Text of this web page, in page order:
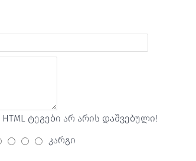
HTML ტეგები არ არის დაშვებული!
კარგი